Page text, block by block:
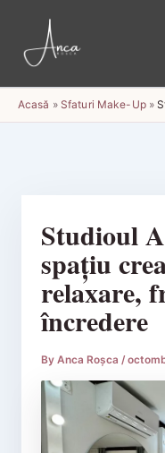
content
Acasă » Sfaturi Make-Up»
Studioul
spațiu
relaxare,
încredere
By Anca Roșca /